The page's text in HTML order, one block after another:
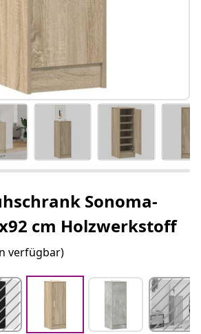
Sonoma-
cm Holzwerkstoff
verfügbar)